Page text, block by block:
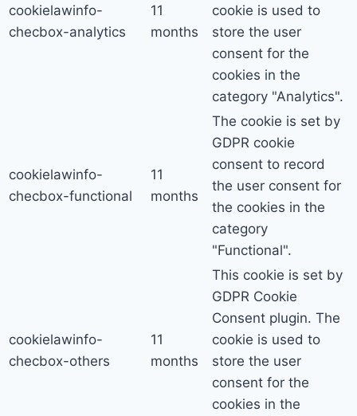
cookielawinfo-
checbox-analytics
11
months
cookie is used to
store the user
consent for the
cookies in the
category "Analytics".
cookielawinfo-
checbox-functional
11
months
The cookie is set by
GDPR cookie
consent to record
the user consent for
the cookies in the
category
"Functional".
cookielawinfo-
checbox-others
11
months
This cookie is set by
GDPR Cookie
Consent plugin. The
cookie is used to
store the user
consent for the
cookies in the